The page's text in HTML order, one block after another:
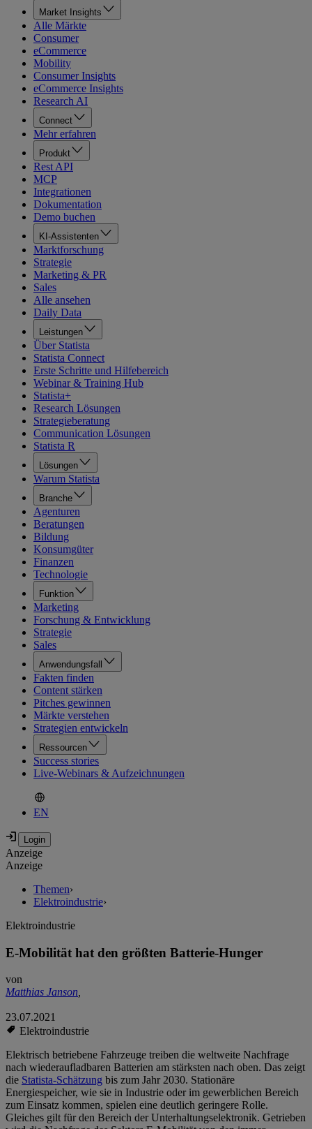
Market Insights
Alle Märkte
Consumer
eCommerce
Mobility
Consumer Insights
eCommerce Insights
Research AI
Connect
Mehr erfahren
Produkt
Rest API
MCP
Integrationen
Dokumentation
Demo buchen
KI-Assistenten
Marktforschung
Strategie
Marketing & PR
Sales
Alle ansehen
Daily Data
Leistungen
Über Statista
Statista Connect
Erste Schritte und Hilfebereich
Webinar & Training Hub
Statista+
Research Lösungen
Strategieberatung
Communication Lösungen
Statista R
Lösungen
Warum Statista
Branche
Agenturen
Beratungen
Bildung
Konsumgüter
Finanzen
Technologie
Funktion
Marketing
Forschung & Entwicklung
Strategie
Sales
Anwendungsfall
Fakten finden
Content stärken
Pitches gewinnen
Märkte verstehen
Strategien entwickeln
Ressourcen
Success stories
Live-Webinars & Aufzeichnungen
EN
Anzeige
Anzeige
Themen›
Elektroindustrie›
Elektroindustrie
E-Mobilität hat den größten Batterie-Hunger
von
Matthias Janson,
23.07.2021
Elektroindustrie
Elektrisch betriebene Fahrzeuge treiben die weltweite Nachfrage
nach wiederaufladbaren Batterien am stärksten nach oben. Das zeigt
die Statista-Schätzung bis zum Jahr 2030. Stationäre
Energiespeicher, wie sie in Industrie oder im gewerblichen Bereich
zum Einsatz kommen, spielen eine deutlich geringere Rolle.
Gleiches gilt für den Bereich der Unterhaltungselektronik. Getrieben